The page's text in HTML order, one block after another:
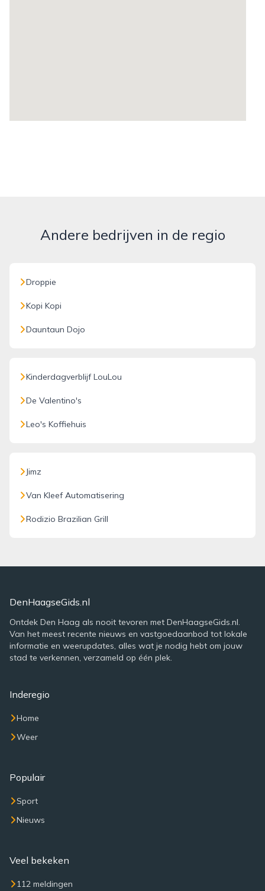
Andere bedrijven in de regio
Droppie
Kopi Kopi
Dauntaun Dojo
Kinderdagverblijf LouLou
De Valentino's
Leo's Koffiehuis
Jimz
Van Kleef Automatisering
Rodizio Brazilian Grill
DenHaagseGids.nl
Ontdek Den Haag als nooit tevoren met DenHaagseGids.nl.
Van het meest recente nieuws en vastgoedaanbod tot lokale
informatie en weerupdates, alles wat je nodig hebt om jouw
stad te verkennen, verzameld op één plek.
Inderegio
Home
Weer
Populair
Sport
Nieuws
Veel bekeken
112 meldingen